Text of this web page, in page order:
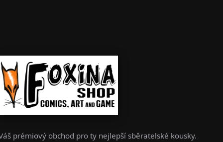
prémiový obchod pro ty nejlepší sběratelské kousky.